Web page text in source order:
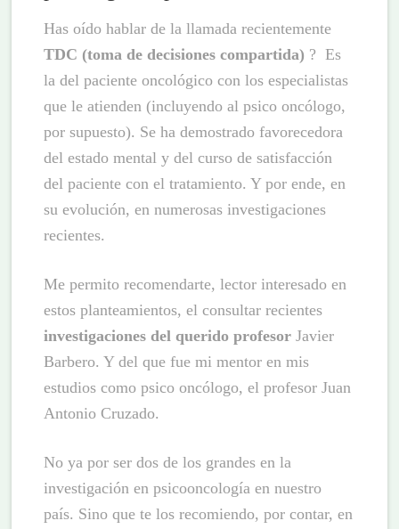
Has oído hablar de la llamada recientemente
TDC (toma de decisiones compartida) ? Es
la del paciente oncológico con los especialistas
que le atienden (incluyendo al psico oncólogo,
por supuesto). Se ha demostrado favorecedora
del estado mental y del curso de satisfacción
del paciente con el tratamiento. Y por ende, en
su evolución, en numerosas investigaciones
recientes.
Me permito recomendarte, lector interesado en
estos planteamientos, el consultar recientes
investigaciones del querido profesorJavier
Barbero. Y del que fue mi mentor en mis
estudios como psico oncólogo, el profesor Juan
Antonio Cruzado.
No ya por ser dos de los grandes en la
investigación en psicooncología en nuestro
país. Sino que te los recomiendo, por contar, en